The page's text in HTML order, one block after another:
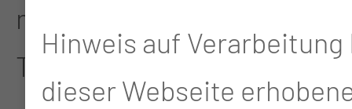
nach Unfällen oder
Tumorerkrankungen, bei
Hinweis auf Verarbeitung
dieser Webseite